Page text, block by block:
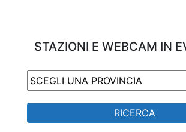
STAZIONI E WEBCAM IN
RICERCA